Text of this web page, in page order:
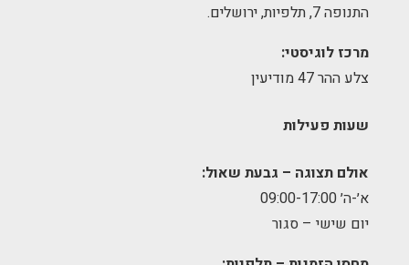
התנופה 7, תלפיות, ירושלים.
מרכז לוגיסטי:
צלע ההר 47 מודיעין
שעות פעילות
אולם תצוגה – גבעת שאול:
א׳-ה׳ 09:00-17:00
יום שישי – סגור